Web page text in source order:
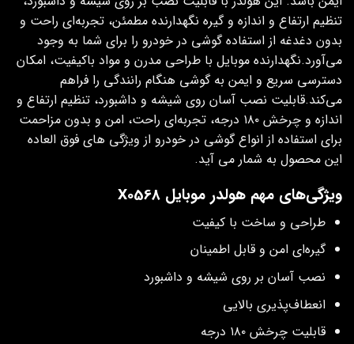
تنظیم ارتفاع و اندازه و گیره نگهدارنده مطمئن، تجربه‌ای راحت و
بدون دغدغه از استفاده گوشی در خودرو را برای شما به وجود
می‌آورد.نگهدارنده موبایل با طراحی مدرن و مواد باکیفیت، امکان
دسترسی سریع و ایمن به گوشی هنگام رانندگی را فراهم
می‌کند.قابلیت نصب آسان روی شیشه و داشبورد، تنظیم ارتفاع و
اندازه و چرخش ۱۸۰ درجه، تجربه‌ای راحت، امن و بدون مزاحمت
برای استفاده از انواع گوشی در خودرو از ویژگی های فوق العاده
این محصول به شمار می آید.
ویژگی‌های مهم هولدر موبایل X0568
طراحی و ساخت با کیفیت
گیره‌ای امن و قابل اطمینان
نصب آسان بر روی شیشه و داشبورد
انعطاف‌پذیری بالایی
قابلیت چرخش ۱۸۰ درجه